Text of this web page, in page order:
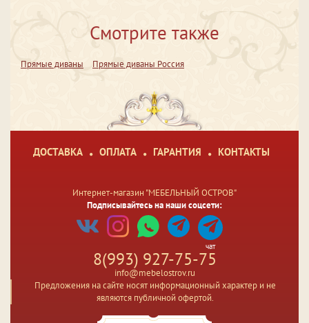
Смотрите также
Прямые диваны Прямые диваны Россия
ДОСТАВКА ОПЛАТА ГАРАНТИЯ КОНТАКТЫ
Интернет-магазин "МЕБЕЛЬНЫЙ ОСТРОВ"
Подписывайтесь на наши соцсети:
чат
8(993) 927-75-75
info@mebelostrov.ru
Предложения на сайте носят информационный характер и не
являются публичной офертой.